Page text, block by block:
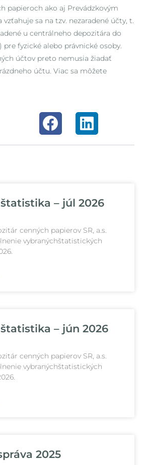
papieroch ako aj Prevádzkovým
sa na tzv. nezaradené účty, t.
u centrálneho depozitára do
pre fyzické alebo právnické osoby.
účtov preto nemusia žiadať
účtu. Viac sa môžete
– júl 2026
cenných papierov SR, a.s.
vybranýchštatistických
– jún 2026
cenných papierov SR, a.s.
vybranýchštatistických
2025